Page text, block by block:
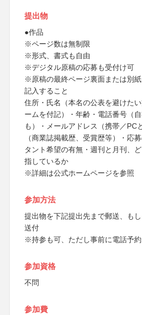
提出物
●作品
※ページ数は無制限
※形式、書式も自由
※デジタル原稿の応募も受付け可
※原稿の最終ページ裏面または別
記入すること
住所・氏名（本名の公表を避けた
ームを付記）・年齢・電話番号（
も）・メールアドレス（携帯／PC
（商業誌掲載歴、受賞歴等）・応
タント希望の有無・週刊と月刊、
指しているか
※詳細は公式ホームページを参照
参加方法
提出物を下記提出先まで郵送、も
送付
※持参も可、ただし事前に電話予約
参加資格
不問
参加費